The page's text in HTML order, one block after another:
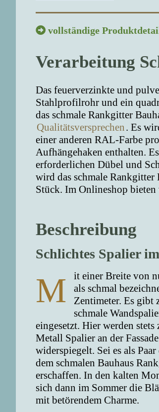
vollständige
Verarbeitung
Das feuerverzinkte und
Stahlprofilrohr und ein
das schmale Rankgitter
Qualitätsversprechen. Es
einer anderen RAL-Farbe
Aufhängehaken enthalten.
erforderlichen Dübel und
wird das schmale
Stück. Im Onlineshop
Beschreibung
Schlichtes Spalier
M it einer Breite von
als schmal
Zentimeter. Es gibt
schmale
eingesetzt. Hier werden
Metall Spalier an der
widerspiegelt. Sei es als
dem schmalen Bauhaus
erschaffen. In den kalten
sich dann im Sommer die
mit betörendem Charme.